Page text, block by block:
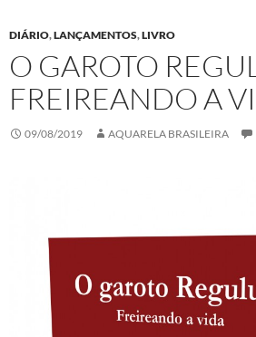
DIÁRIO,LANÇAMENTOS,LIVRO
O GAROTO
FREIREANDO A
09/08/2019 AQUARELA BRASILEIRA